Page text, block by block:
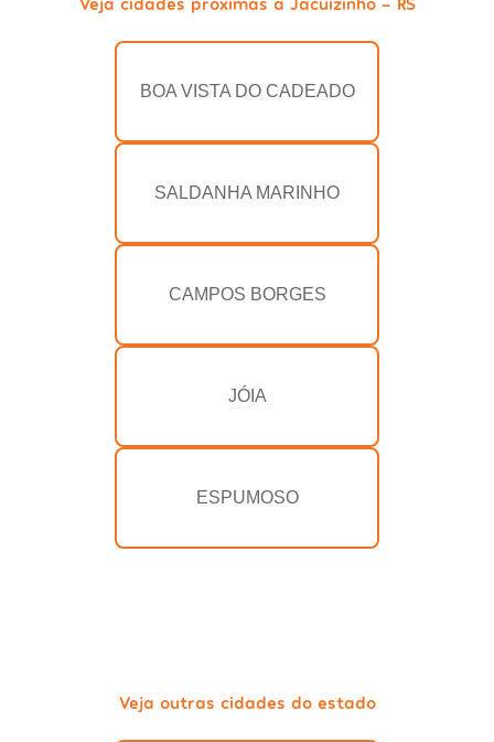
BOA VISTA DO CADEADO
SALDANHA MARINHO
CAMPOS BORGES
JÓIA
ESPUMOSO
Veja outras cidades do estado